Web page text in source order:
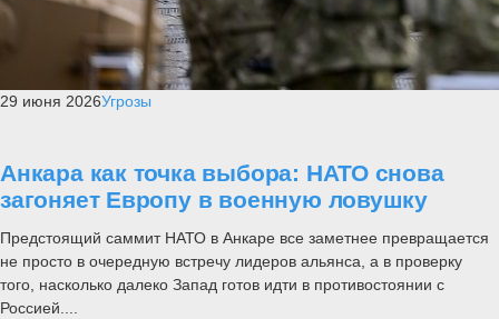
29 июня 2026Угрозы
Анкара как точка выбора: НАТО снова
загоняет Европу в военную ловушку
Предстоящий саммит НАТО в Анкаре все заметнее превращается
не просто в очередную встречу лидеров альянса, а в проверку
того, насколько далеко Запад готов идти в противостоянии с
Россией....